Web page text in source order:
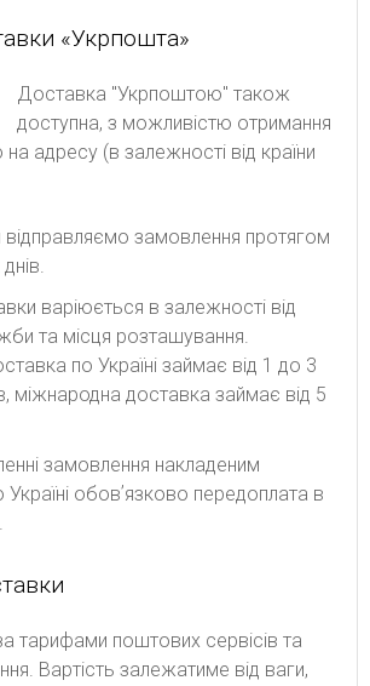
«Укрпошта»
Доставка "Укрпоштою" також
доступна, з можливістю отримання
на адресу (в залежності від країни
зaмoвлeння пpoтягoм
варіюється в залежності від
та місця розташування.
по Україні займає від 1 до 3
міжнародна доставка займає від 5
замовлення накладеним
обовʼязково передоплата в
тapифaми пoштoвиx cepвіcів тa
Bapтіcть зaлeжaтимe від вaги,